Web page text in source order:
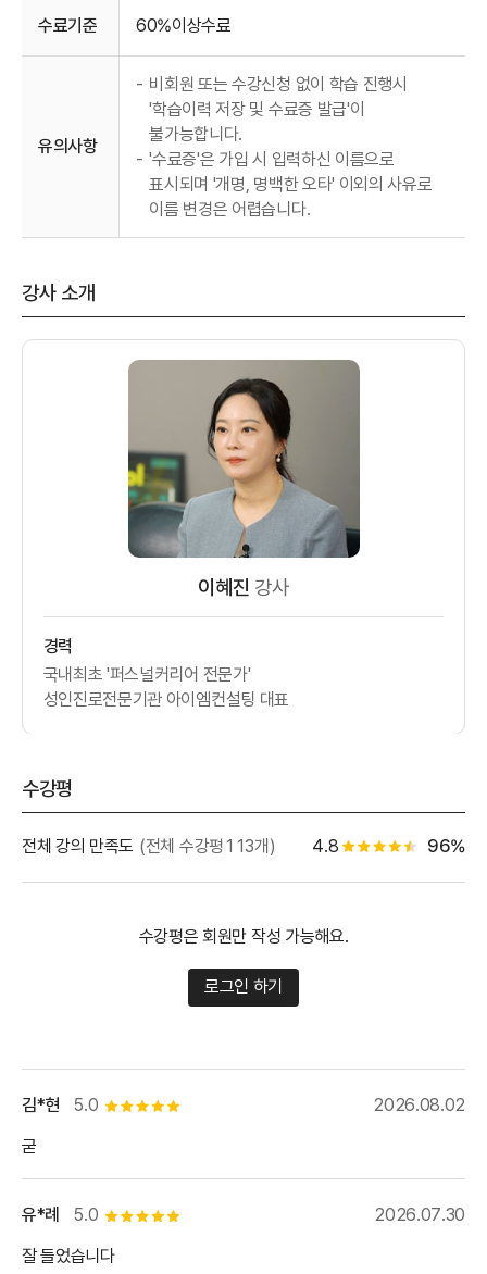
수료기준 60%이상수료
유의사항
- 비회원 또는 수강신청 없이 학습 진행시
'학습이력 저장 및 수료증 발급'이
불가능합니다.
- '수료증'은 가입 시 입력하신 이름으로
표시되며 '개명, 명백한 오타' 이외의 사유로
이름 변경은 어렵습니다.
강사 소개
이혜진 강사
경력
국내최초 '퍼스널커리어 전문가'
성인진로전문기관 아이엠컨설팅 대표
수강평
전체 강의 만족도 (전체 수강평113개) 4.8 별점 4.5개 별점 백
96%
수강평은 회원만 작성 가능해요.
로그인 하기
5.0 별점 5개
김*현
2026.08.02
굳
5.0 별점 5개
유*례
2026.07.30
잘 들었습니다